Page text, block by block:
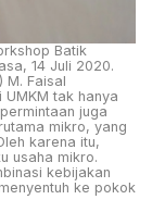
Batik
14 Juli 2020.
M. Faisal
tak hanya
juga
mikro, yang
karena itu,
usaha mikro.
kebijakan
ke pokok